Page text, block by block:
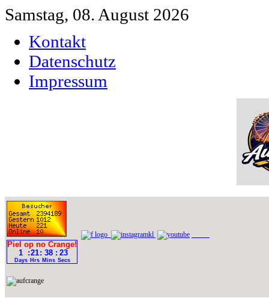
Samstag, 08. August 2026
Kontakt
Datenschutz
Impressum